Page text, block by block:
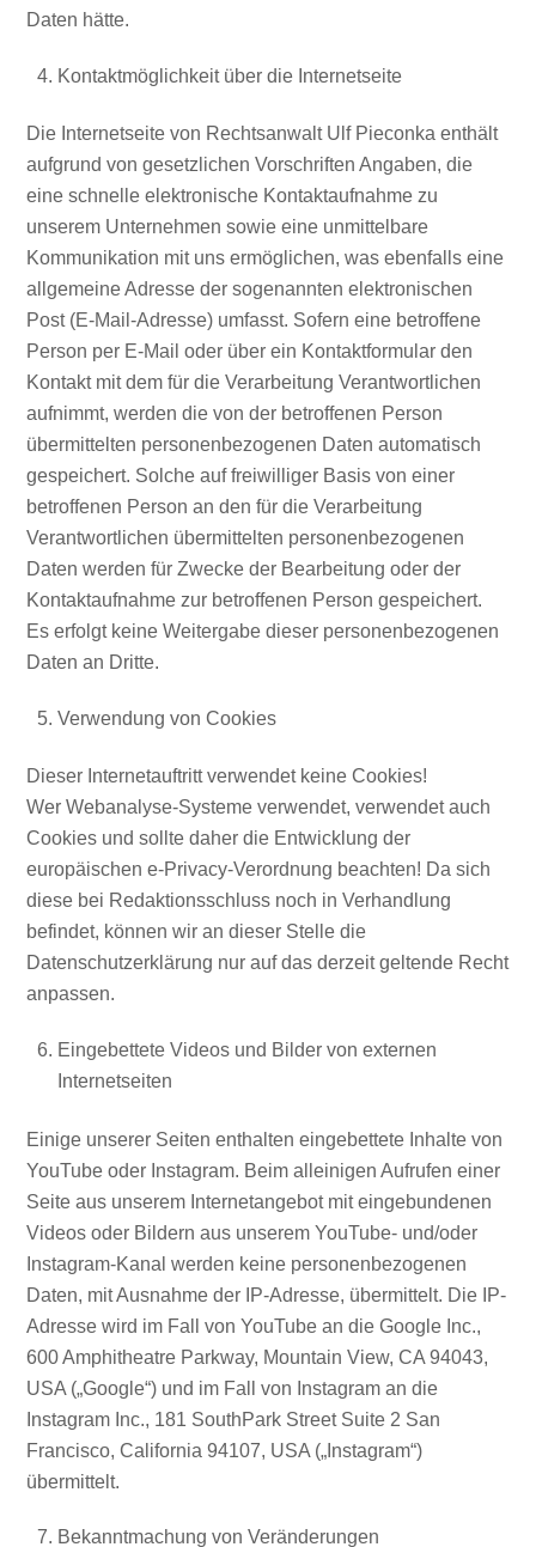
Daten hätte.
Kontaktmöglichkeit über die Internetseite
Die Internetseite von Rechtsanwalt Ulf Pieconka enthält
aufgrund von gesetzlichen Vorschriften Angaben, die
eine schnelle elektronische Kontaktaufnahme zu
unserem Unternehmen sowie eine unmittelbare
Kommunikation mit uns ermöglichen, was ebenfalls eine
allgemeine Adresse der sogenannten elektronischen
Post (E-Mail-Adresse) umfasst. Sofern eine betroffene
Person per E-Mail oder über ein Kontaktformular den
Kontakt mit dem für die Verarbeitung Verantwortlichen
aufnimmt, werden die von der betroffenen Person
übermittelten personenbezogenen Daten automatisch
gespeichert. Solche auf freiwilliger Basis von einer
betroffenen Person an den für die Verarbeitung
Verantwortlichen übermittelten personenbezogenen
Daten werden für Zwecke der Bearbeitung oder der
Kontaktaufnahme zur betroffenen Person gespeichert.
Es erfolgt keine Weitergabe dieser personenbezogenen
Daten an Dritte.
Verwendung von Cookies
Dieser Internetauftritt verwendet keine Cookies!
Wer Webanalyse-Systeme verwendet, verwendet auch
Cookies und sollte daher die Entwicklung der
europäischen e-Privacy-Verordnung beachten! Da sich
diese bei Redaktionsschluss noch in Verhandlung
befindet, können wir an dieser Stelle die
Datenschutzerklärung nur auf das derzeit geltende Recht
anpassen.
Eingebettete Videos und Bilder von externen
Internetseiten
Einige unserer Seiten enthalten eingebettete Inhalte von
YouTube oder Instagram. Beim alleinigen Aufrufen einer
Seite aus unserem Internetangebot mit eingebundenen
Videos oder Bildern aus unserem YouTube- und/oder
Instagram-Kanal werden keine personenbezogenen
Daten, mit Ausnahme der IP-Adresse, übermittelt. Die IP-
Adresse wird im Fall von YouTube an die Google Inc.,
600 Amphitheatre Parkway, Mountain View, CA 94043,
USA („Google“) und im Fall von Instagram an die
Instagram Inc., 181 SouthPark Street Suite 2 San
Francisco, California 94107, USA („Instagram“)
übermittelt.
Bekanntmachung von Veränderungen